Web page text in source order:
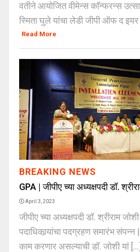
वतीने आयोजित वीमेन्स काॅन्फरन्स
स्मिता घुले यांचा लेडी जीपी ऑफ द इयर
Read More
BREAKING NEWS
GPA | जीपीए च्या अध्यक्षपदी डॉ.
April 3, 2023
जीपीए च्या अध्यक्षपदी डॉ. श्रीराम
पदाधिकार्‍यांचा पदग्रहण समारंभ
काम करणार असल्याची डॉ. जोशी यां [...]